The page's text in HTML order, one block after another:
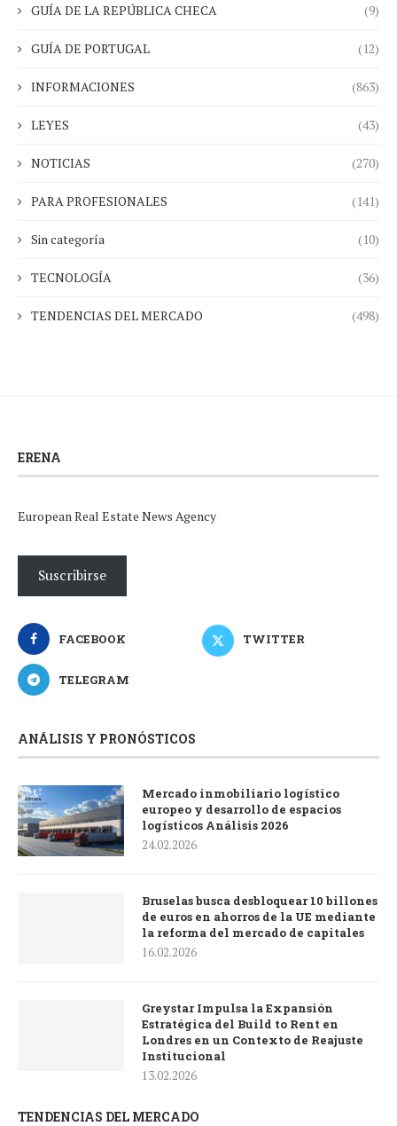
GUÍA DE LA REPÚBLICA CHECA (9)
GUÍA DE PORTUGAL (12)
INFORMACIONES (863)
LEYES (43)
NOTICIAS (270)
PARA PROFESIONALES (141)
Sin categoría (10)
TECNOLOGÍA (36)
TENDENCIAS DEL MERCADO (498)
ERENA
European Real Estate News Agency
Suscribirse
FACEBOOK TWITTER
TELEGRAM
ANÁLISIS Y PRONÓSTICOS
Mercado inmobiliario logístico
europeo y desarrollo de espacios
logísticos Análisis 2026
24.02.2026
Bruselas busca desbloquear 10 billones
de euros en ahorros de la UE mediante
la reforma del mercado de capitales
16.02.2026
Greystar Impulsa la Expansión
Estratégica del Build to Rent en
Londres en un Contexto de Reajuste
Institucional
13.02.2026
TENDENCIAS DEL MERCADO